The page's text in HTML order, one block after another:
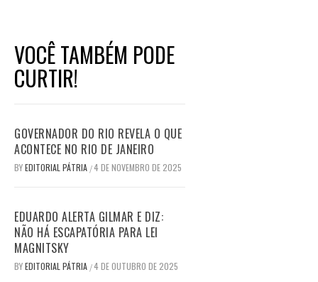
VOCÊ TAMBÉM PODE
CURTIR!
GOVERNADOR DO RIO REVELA O QUE
ACONTECE NO RIO DE JANEIRO
BYEDITORIAL PÁTRIA /4 DE NOVEMBRO DE 2025
EDUARDO ALERTA GILMAR E DIZ:
NÃO HÁ ESCAPATÓRIA PARA LEI
MAGNITSKY
BYEDITORIAL PÁTRIA /4 DE OUTUBRO DE 2025